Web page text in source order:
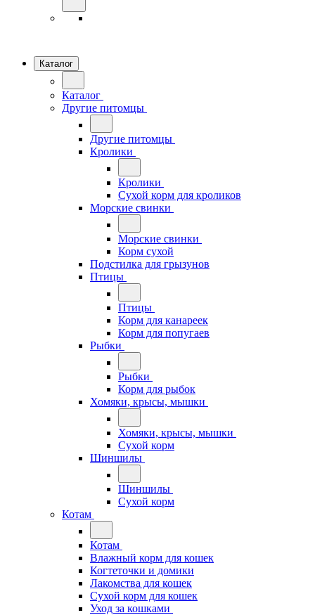
Каталог
Каталог
Другие питомцы
Другие питомцы
Кролики
Кролики
Сухой корм для кроликов
Морские свинки
Морские свинки
Корм сухой
Подстилка для грызунов
Птицы
Птицы
Корм для канареек
Корм для попугаев
Рыбки
Рыбки
Корм для рыбок
Хомяки, крысы, мышки
Хомяки, крысы, мышки
Сухой корм
Шиншилы
Шиншилы
Сухой корм
Котам
Котам
Влажный корм для кошек
Когтеточки и домики
Лакомства для кошек
Сухой корм для кошек
Уход за кошками